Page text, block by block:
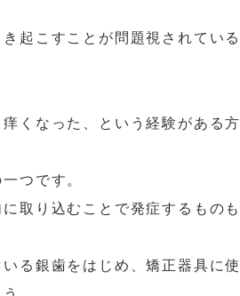
起こすことが問題視されている
くなった、という経験がある方
つです。
取り込むことで発症するものも
る銀歯をはじめ、矯正器具に使